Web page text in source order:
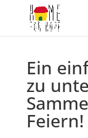
Ein
zu
Feiern!